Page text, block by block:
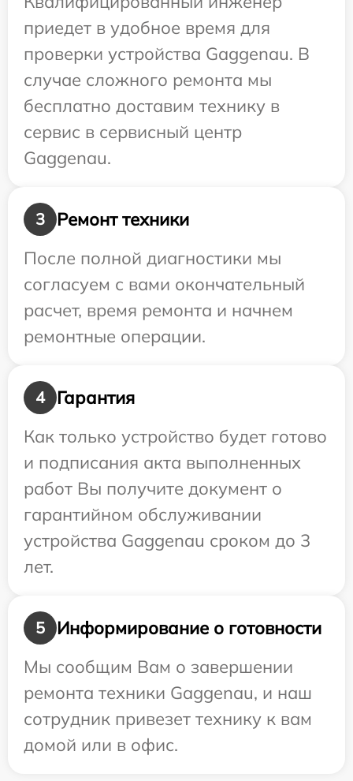
приедет в удобное время для
проверки устройства Gaggenau. В
случае сложного ремонта мы
бесплатно доставим технику в
сервис в сервисный центр
Gaggenau.
3
Ремонт техники
После полной диагностики мы
согласуем с вами окончательный
расчет, время ремонта и начнем
ремонтные операции.
4
Гарантия
Как только устройство будет готово
и подписания акта выполненных
работ Вы получите документ о
гарантийном обслуживании
устройства Gaggenau сроком до 3
лет.
5
Информирование о готовности
Мы сообщим Вам о завершении
ремонта техники Gaggenau, и наш
сотрудник привезет технику к вам
домой или в офис.